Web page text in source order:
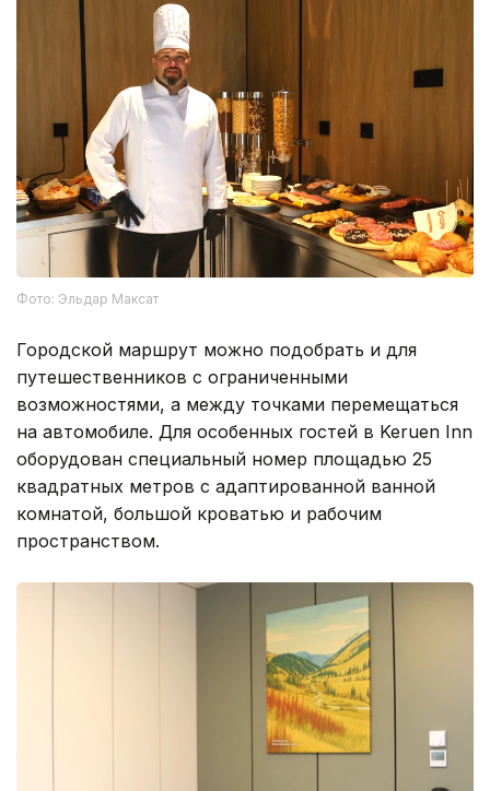
Фото: Эльдар Максат
Городской маршрут можно подобрать и для
путешественников с ограниченными
возможностями, а между точками перемещаться
на автомобиле. Для особенных гостей в Keruen Inn
оборудован специальный номер площадью 25
квадратных метров с адаптированной ванной
комнатой, большой кроватью и рабочим
пространством.